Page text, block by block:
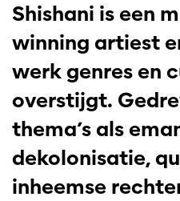
Shishani is een
winning artiest
werk genres en
overstijgt.
thema’s als
dekolonisatie,
inheemse